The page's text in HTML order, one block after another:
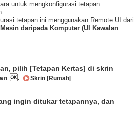
untuk mengkonfigurasi tetapan
tetapan ini menggunakan Remote UI dari
daripada Komputer (UI Kawalan
pilih [Tetapan Kertas] di skrin
. Skrin [Rumah]
ingin ditukar tetapannya, dan